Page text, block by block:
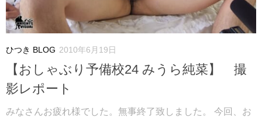
ひつき BLOG 2010年6月19日
【おしゃぶり予備校24 みうら純菜】 撮
影レポート
みなさんお疲れ様でした。無事終了致しました。 今回、お